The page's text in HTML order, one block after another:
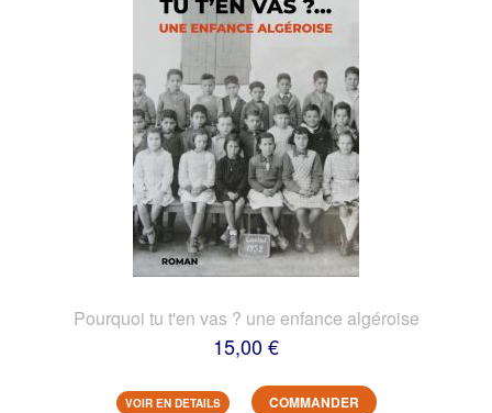
Pourquoi tu t'en vas ? une enfance algéroise
15,00 €
VOIR EN DETAILS COMMANDER